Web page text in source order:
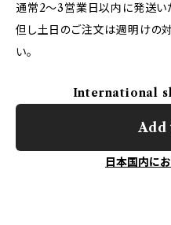
通常2〜3営業日以内に発送い
但し土日のご注文は週明けの
い。
International
Add
日本国内に